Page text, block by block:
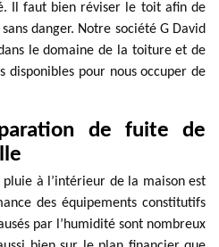
Il faut bien réviser le toit afin de
danger. Notre société G David
le domaine de la toiture et de
disponibles pour nous occuper de
de fuite de
pluie à l’intérieur de la maison est
des équipements constitutifs
par l’humidité sont nombreux